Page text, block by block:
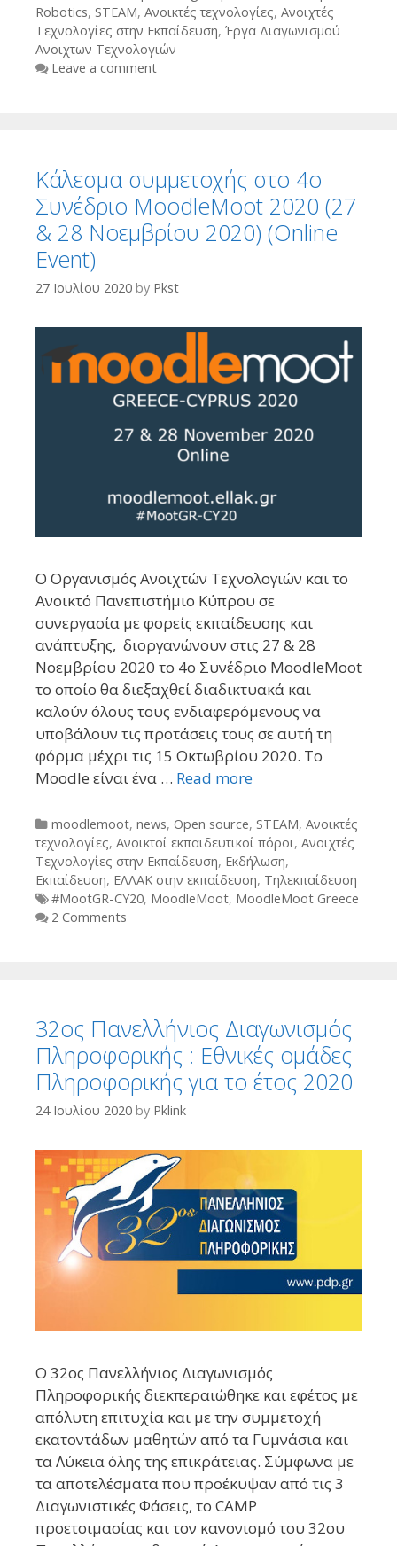
Robotics, STEAM, Ανοικτές τεχνολογίες, Ανοιχτές
Τεχνολογίες στην Εκπαίδευση, Έργα Διαγωνισμού
Ανοιχτων Τεχνολογιών
Leave a comment
Κάλεσμα συμμετοχής στο 4ο
Συνέδριο MoodleMoot 2020 (27
& 28 Νοεμβρίου 2020) (Online
Event)
27 Ιουλίου 2020 by Pkst
Ο Οργανισμός Ανοιχτών Τεχνολογιών και το
Ανοικτό Πανεπιστήμιο Κύπρου σε
συνεργασία με φορείς εκπαίδευσης και
ανάπτυξης, διοργανώνουν στις 27 & 28
Νοεμβρίου 2020 το 4ο Συνέδριο MoodleMoot
το οποίο θα διεξαχθεί διαδικτυακά και
καλούν όλους τους ενδιαφερόμενους να
υποβάλουν τις προτάσεις τους σε αυτή τη
φόρμα μέχρι τις 15 Οκτωβρίου 2020. Το
Moodle είναι ένα … Read more
Categories
moodlemoot, news, Open source, STEAM, Ανοικτές
τεχνολογίες, Ανοικτοί εκπαιδευτικοί πόροι, Ανοιχτές
Τεχνολογίες στην Εκπαίδευση, Εκδήλωση,
Εκπαίδευση, ΕΛΛΑΚ στην εκπαίδευση, Τηλεκπαίδευση
Tags
#MootGR-CY20, MoodleMoot, MoodleMoot Greece
2 Comments
32ος Πανελλήνιος Διαγωνισμός
Πληροφορικής : Εθνικές ομάδες
Πληροφορικής για το έτος 2020
24 Ιουλίου 2020 by Pklink
Ο 32ος Πανελλήνιος Διαγωνισμός
Πληροφορικής διεκπεραιώθηκε και εφέτος με
απόλυτη επιτυχία και με την συμμετοχή
εκατοντάδων μαθητών από τα Γυμνάσια και
τα Λύκεια όλης της επικράτειας. Σύμφωνα με
τα αποτελέσματα που προέκυψαν από τις 3
Διαγωνιστικές Φάσεις, το CAMP
προετοιμασίας και τον κανονισμό του 32ου